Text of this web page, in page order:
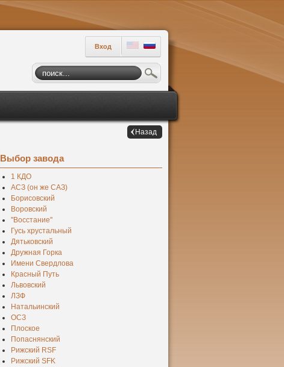
Вход
Назад
Выбор завода
1 КДО
АСЗ (он же САЗ)
Борисовский
Воровский
''Восстание''
Гусь хрустальный
Дятьковский
Дружная Горка
Имени Свердлова
Красный Путь
Львовский
ЛЗФ
Натальинский
ОСЗ
Плоское
Попаснянский
Рижский RSF
Рижский SFK